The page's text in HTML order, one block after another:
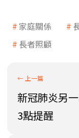
家庭關係
長者照顧
新冠肺炎另
3點提醒